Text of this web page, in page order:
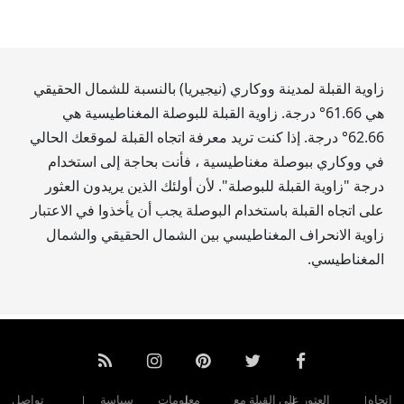
زاوية القبلة لمدينة ووكاري (نيجيريا) بالنسبة للشمال الحقيقي
هي61.66° درجة. زاوية القبلة للبوصلة المغناطيسية هي
62.66° درجة. إذا كنت تريد معرفة اتجاه القبلة لموقعك الحالي
في ووكاري ببوصلة مغناطيسية ، فأنت بحاجة إلى استخدام
درجة "زاوية القبلة للبوصلة". لأن أولئك الذين يريدون العثور
على اتجاه القبلة باستخدام البوصلة يجب أن يأخذوا في الاعتبار
زاوية الانحراف المغناطيسي بين الشمال الحقيقي والشمال
المغناطيسي.
اتجاه العثور على القبلة مع معلومات سياسة تواصل